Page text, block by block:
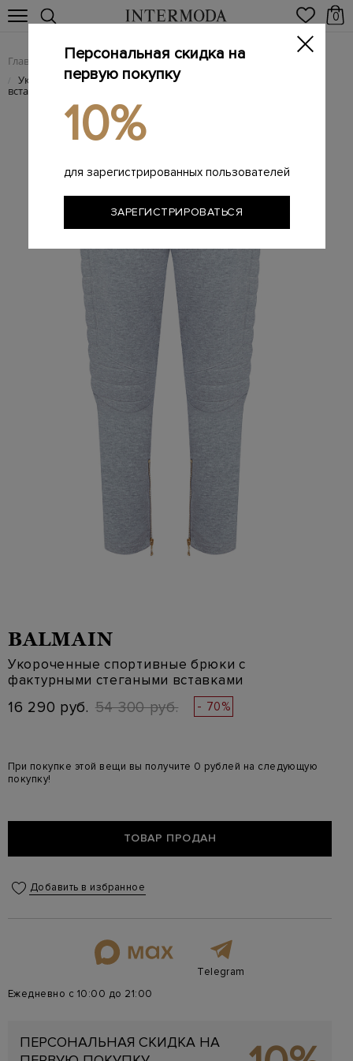
0
Главная Женщинам / Женская одежда / Женские брюки
/ Укороченные спортивные брюки с фактурными стегаными
вставками
BALMAIN
Укороченные спортивные брюки с
фактурными стегаными вставками
16 290 руб. 54 300 руб. - 70%
При покупке этой вещи вы получите 0 рублей на следующую
покупку!
ТОВАР ПРОДАН
Добавить в избранное
Telegram
Ежедневно с 10:00 до 21:00
ПЕРСОНАЛЬНАЯ СКИДКА НА
Персональная скидка на
первую покупку
10%
для зарегистрированных пользователей
ЗАРЕГИСТРИРОВАТЬСЯ